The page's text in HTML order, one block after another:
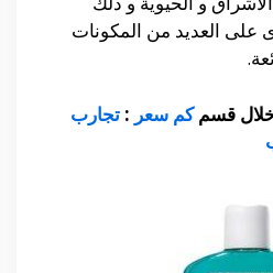
على العديد من المكونات
خلال قسمكم سعر : تجارب